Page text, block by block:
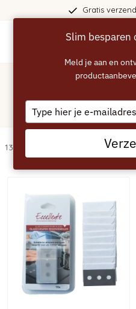
Gratis
Kookplaat
Bosch kookplaat
13 artikelen
Slim besparen
Meld je aan en
Type
your
email